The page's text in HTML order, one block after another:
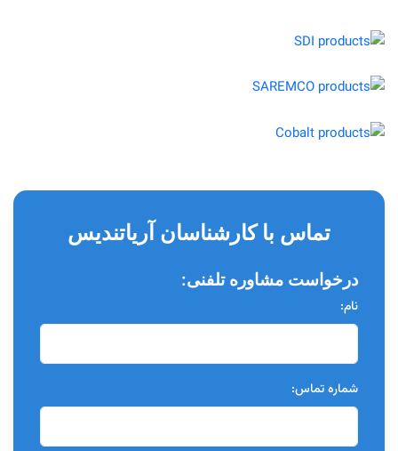
تماس با کارشناسان آریاتندیس
درخواست مشاوره تلفنی:
نام:
شماره تماس: